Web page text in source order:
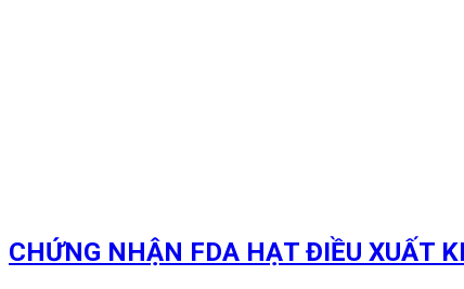
CHỨNG NHẬN FDA HẠT ĐIỀU XUẤT